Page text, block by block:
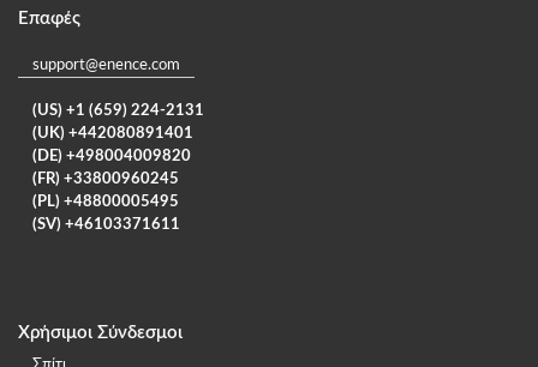
Επαφές
support@enence.com
(US) +1 (659) 224-2131
(UK) +442080891401
(DE) +498004009820
(FR) +33800960245
(PL) +48800005495
(SV) +46103371611
Χρήσιμοι Σύνδεσμοι